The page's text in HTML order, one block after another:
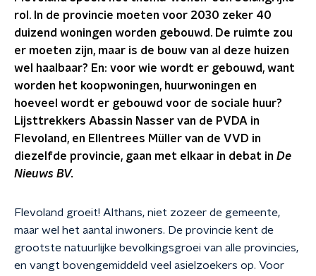
rol. In de provincie moeten voor 2030 zeker 40
duizend woningen worden gebouwd. De ruimte zou
er moeten zijn, maar is de bouw van al deze huizen
wel haalbaar? En: voor wie wordt er gebouwd, want
worden het koopwoningen, huurwoningen en
hoeveel wordt er gebouwd voor de sociale huur?
Lijsttrekkers Abassin Nasser van de PVDA in
Flevoland, en Ellentrees Müller van de VVD in
diezelfde provincie, gaan met elkaar in debat in De
Nieuws BV.
Flevoland groeit! Althans, niet zozeer de gemeente,
maar wel het aantal inwoners. De provincie kent de
grootste natuurlijke bevolkingsgroei van alle provincies,
en vangt bovengemiddeld veel asielzoekers op. Voor